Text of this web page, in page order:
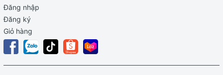
Đăng nhập
Đăng ký
Giỏ hàng